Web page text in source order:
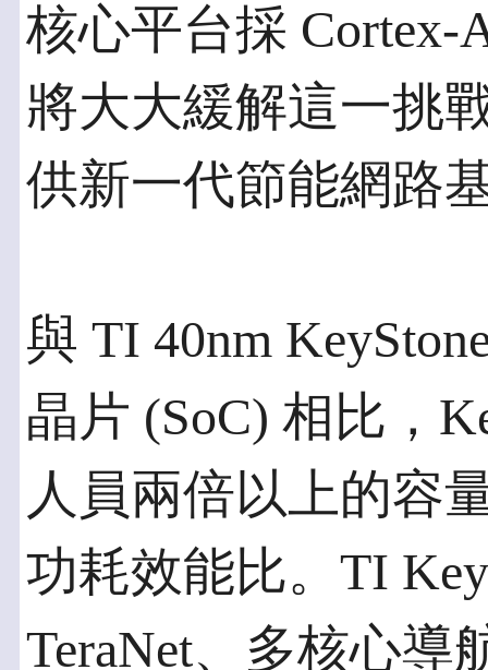
核心平台採 Cortex-
將大大緩解這一挑
供新一代節能網路
與 TI 40nm
晶片 (SoC) 相比，
人員兩倍以上的容
功耗效能比。TI
TeraNet、多核心導